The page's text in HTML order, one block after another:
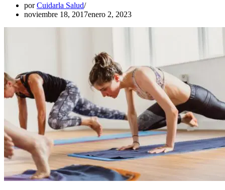
porCuidarla Salud
noviembre 18, 2017enero 2, 2023